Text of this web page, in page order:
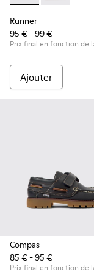
Runner
95 € - 99 €
Prix final en fonction de
Ajouter
Compas
85 € - 95 €
Prix final en fonction de